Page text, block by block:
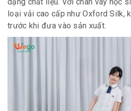
loại vải cao cấp như Oxford Silk,
trước khi đưa vào sản xuất.